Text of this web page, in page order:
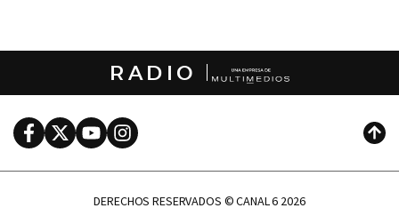
RADIO
FacebookTwitterYoutubeInstagram
DERECHOS RESERVADOS © CANAL 6 2026